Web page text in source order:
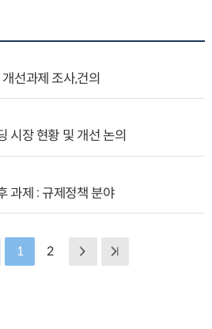
선과제 조사,건의
시장 현황 및 개선 논의
과제 : 규제정책 분야
1 2